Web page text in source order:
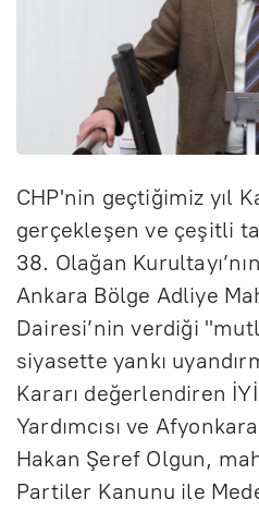
CHP'nin geçtiğimiz yıl
gerçekleşen ve çeşitli
38. Olağan
Ankara Bölge Adliye
Dairesi’nin verdiği
siyasette yankı
Kararı değerlendiren
Yardımcısı ve
Hakan Şeref Olgun,
Partiler Kanunu ile